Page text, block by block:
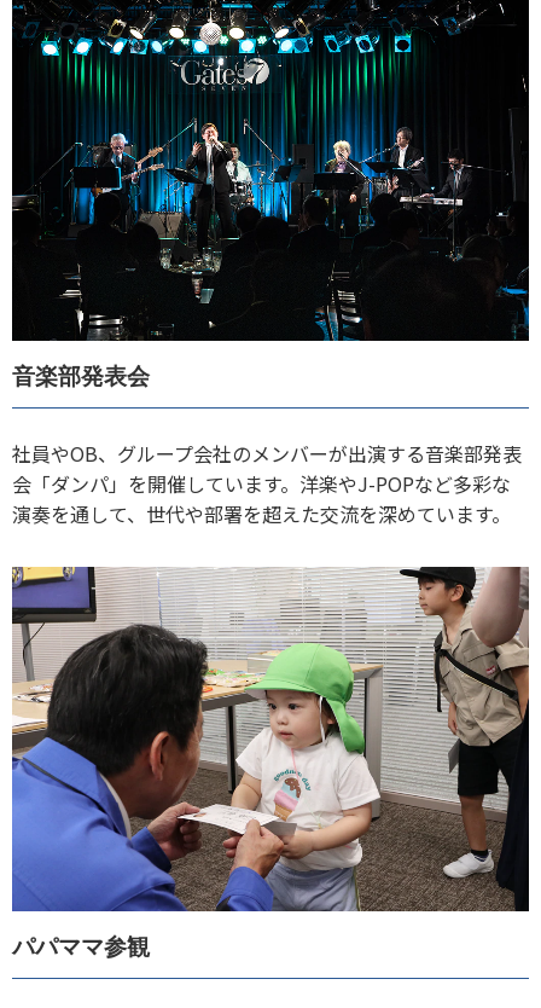
音楽部発表会
社員やOB、グループ会社のメンバーが出演する音楽部発表
会「ダンパ」を開催しています。洋楽やJ-POPなど多彩な
演奏を通して、世代や部署を超えた交流を深めています。
パパママ参観